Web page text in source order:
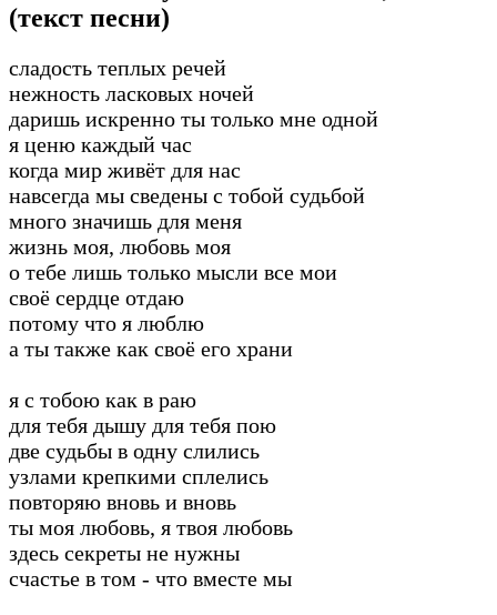
(текст песни)
сладость теплых речей
нежность ласковых ночей
даришь искренно ты только мне одной
я ценю каждый час
когда мир живёт для нас
навсегда мы сведены с тобой судьбой
много значишь для меня
жизнь моя, любовь моя
о тебе лишь только мысли все мои
своё сердце отдаю
потому что я люблю
а ты также как своё его храни
я с тобою как в раю
для тебя дышу для тебя пою
две судьбы в одну слились
узлами крепкими сплелись
повторяю вновь и вновь
ты моя любовь, я твоя любовь
здесь секреты не нужны
счастье в том - что вместе мы